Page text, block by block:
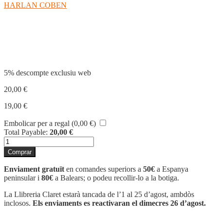
HARLAN COBEN
5% descompte exclusiu web
20,00 €
19,00 €
Embolicar per a regal (0,00 €)
Total Payable: 20,00 €
quantitat
de
SOLO
HAY
UN
GANADOR
Comprar
Enviament gratuït en comandes superiors a 50€ a Espanya
peninsular i 80€ a Balears; o podeu recollir-lo a la botiga.
La Llibreria Claret estarà tancada de l’1 al 25 d’agost, ambdòs
inclosos. Els enviaments es reactivaran el dimecres 26 d’agost.